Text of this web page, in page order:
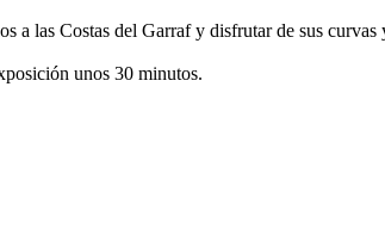
a las Costas del Garraf y disfrutar de sus curvas
unos 30 minutos.